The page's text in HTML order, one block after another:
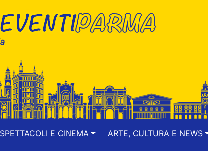
SPETTACOLI E CINEMA ARTE, CULTURA E NEWS